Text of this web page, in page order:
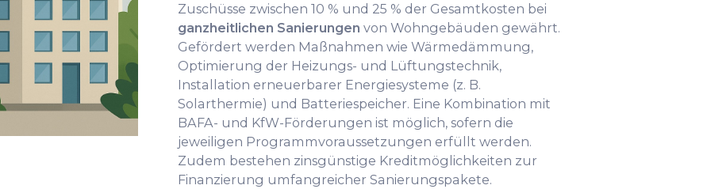
Zuschüsse zwischen 10 % und 25 % der Gesamtkosten bei
ganzheitlichen Sanierungen von Wohngebäuden gewährt.
Gefördert werden Maßnahmen wie Wärmedämmung,
Optimierung der Heizungs- und Lüftungstechnik,
Installation erneuerbarer Energiesysteme (z. B.
Solarthermie) und Batteriespeicher. Eine Kombination mit
BAFA- und KfW-Förderungen ist möglich, sofern die
jeweiligen Programmvoraussetzungen erfüllt werden.
Zudem bestehen zinsgünstige Kreditmöglichkeiten zur
Finanzierung umfangreicher Sanierungspakete.